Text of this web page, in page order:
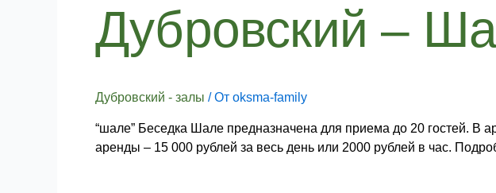
Дубровский –
Дубровский - залы / От oksma-family
“шале” Беседка Шале предназначена для приема до 20 гостей. В
аренды – 15 000 рублей за весь день или 2000 рублей в час.